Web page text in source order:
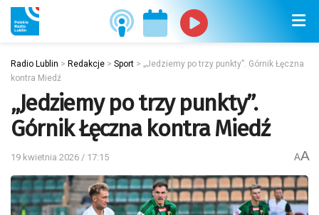
Radio Lublin > Redakcje > Sport > „Jedziemy po trzy punkty”. Górnik Łęczna
kontra Miedź
„Jedziemy po trzy punkty”.
Górnik Łęczna kontra Miedź
19 kwietnia 2026 / 17:15 AA